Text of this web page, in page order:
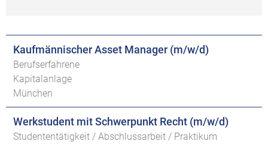
Kaufmännischer Asset Manager (m/w/d)
Berufserfahrene
Kapitalanlage
München
Werkstudent mit Schwerpunkt Recht (m/w/d)
Studententätigkeit / Abschlussarbeit / Praktikum